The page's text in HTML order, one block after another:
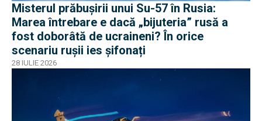
Misterul prăbușirii unui Su-57 în Rusia:
Marea întrebare e dacă „bijuteria” rusă a
fost doborâtă de ucraineni? În orice
scenariu rușii ies șifonați
28 IULIE 2026